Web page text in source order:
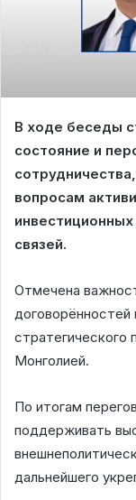
В ходе беседы
состояние и
вопросам
связей.
Отмечена
Монголией.
По итогам
поддерживать
дальнейшего